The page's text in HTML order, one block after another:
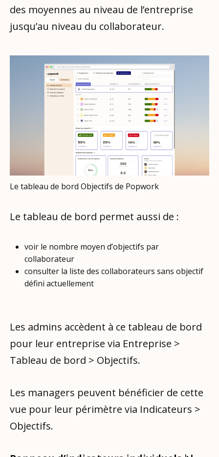
des moyennes au niveau de l’entreprise
jusqu’au niveau du collaborateur.
Le tableau de bord Objectifs de Popwork
Le tableau de bord permet aussi de :
voir le nombre moyen d’objectifs par
collaborateur
consulter la liste des collaborateurs sans objectif
défini actuellement
Les admins accèdent à ce tableau de bord
pour leur entreprise via Entreprise >
Tableau de bord > Objectifs.
Les managers peuvent bénéficier de cette
vue pour leur périmètre via Indicateurs >
Objectifs.